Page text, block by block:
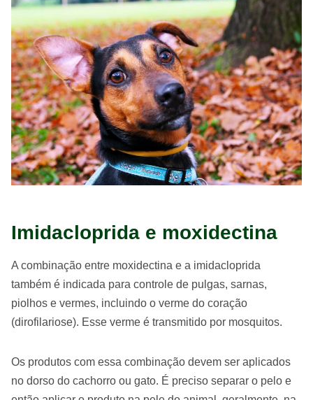
Imidacloprida e moxidectina
A combinação entre moxidectina e a imidacloprida
também é indicada para controle de pulgas, sarnas,
piolhos e vermes, incluindo o verme do coração
(dirofilariose). Esse verme é transmitido por mosquitos.
Os produtos com essa combinação devem ser aplicados
no dorso do cachorro ou gato. É preciso separar o pelo e